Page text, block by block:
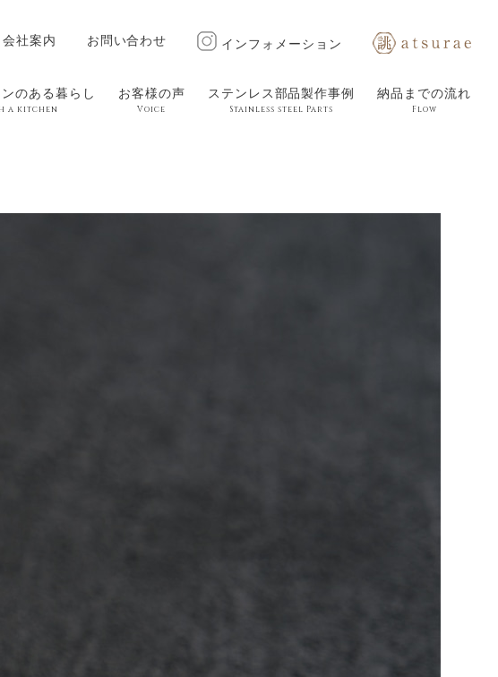
会社案内 お問い合わせ インフォメーション
のある暮らし
a kitchen
お客様の声
Voice
ステンレス部品製作事例
Stainless steel Parts
納品までの流れ
Flow